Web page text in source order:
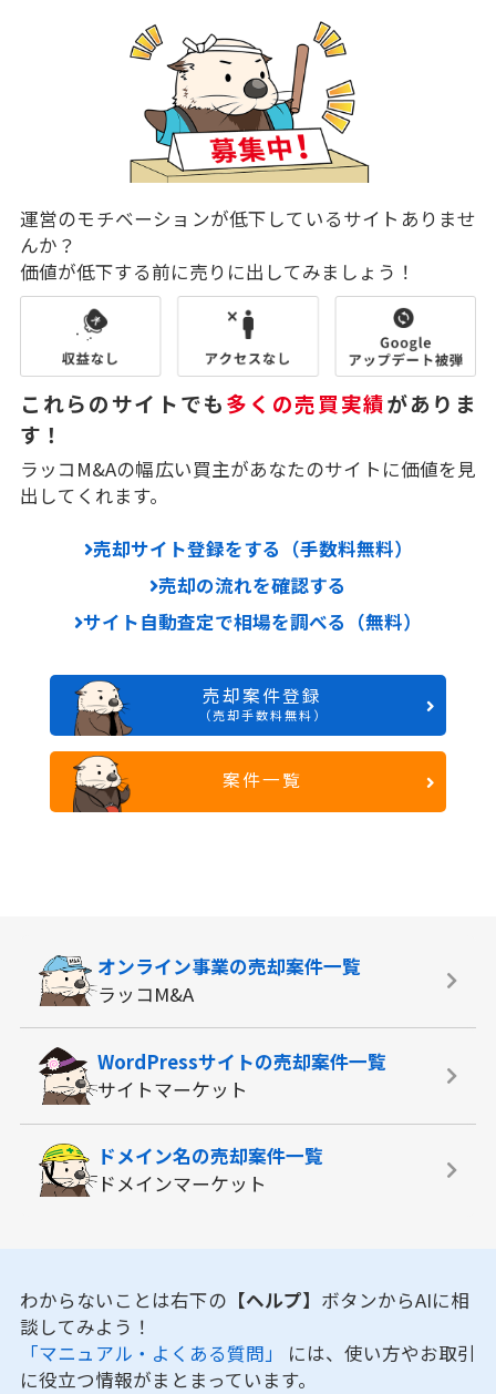
運営のモチベーションが低下しているサイトありませ
んか？
価値が低下する前に売りに出してみましょう！
これらのサイトでも多くの売買実績がありま
す！
ラッコM&Aの幅広い買主があなたのサイトに価値を見
出してくれます。
売却サイト登録をする（手数料無料）
売却の流れを確認する
サイト自動査定で相場を調べる（無料）
売却案件登録
（売却手数料無料）
案件一覧
オンライン事業の売却案件一覧
ラッコM&A
WordPressサイトの売却案件一覧
サイトマーケット
ドメイン名の売却案件一覧
ドメインマーケット
わからないことは右下の 【ヘルプ】 ボタンからAIに相
談してみよう！
「マニュアル・よくある質問」 には、使い方やお取引
に役立つ情報がまとまっています。